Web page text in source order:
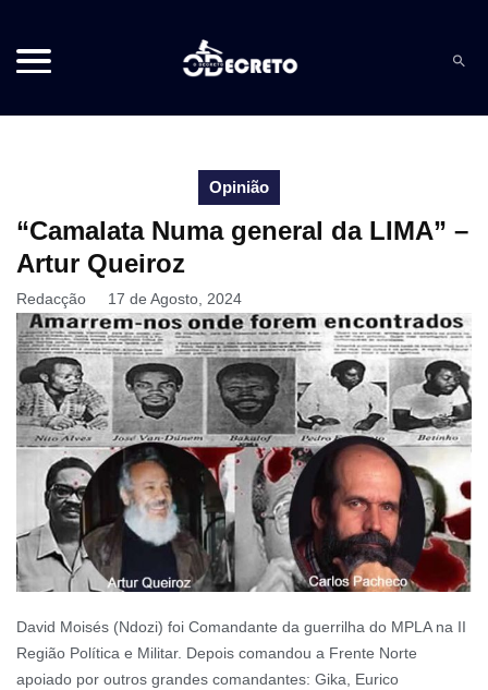
Opinião
“Camalata Numa general da LIMA” –
Artur Queiroz
Redacção 17 de Agosto, 2024
David Moisés (Ndozi) foi Comandante da guerrilha do MPLA na II
Região Política e Militar. Depois comandou a Frente Norte
apoiado por outros grandes comandantes: Gika, Eurico